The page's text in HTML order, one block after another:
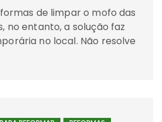
de limpar o mofo das
no entanto, a solução faz
no local. Não resolve